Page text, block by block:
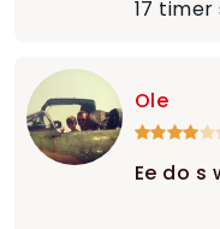
17 timer
Ole
Ee do s